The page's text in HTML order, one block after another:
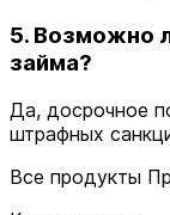
5. Возможно
займа?
Да, досрочное
штрафных
Все продукты